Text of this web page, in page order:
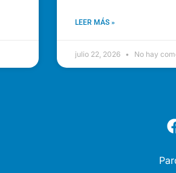
LEER MÁS »
julio 22, 2026 No hay